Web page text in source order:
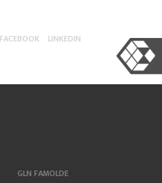
FACEBOOK LINKEDIN
GLN FAMOLDE